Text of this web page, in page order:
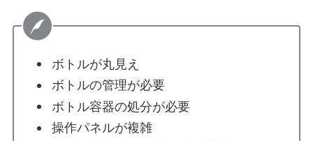
ボトルが丸見え
ボトルの管理が必要
ボトル容器の処分が必要
操作パネルが複雑